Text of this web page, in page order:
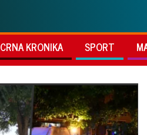
CRNA KRONIKA SPORT